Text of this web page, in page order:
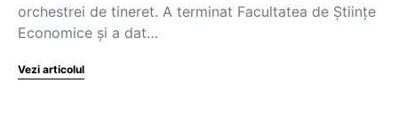
orchestrei de tineret. A terminat Facultatea de Științe
Economice și a dat…
Vezi articolul